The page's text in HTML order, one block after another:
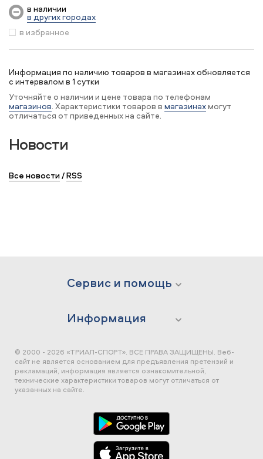
в наличии
в других городах
в избранное
Информация по наличию товаров в магазинах обновляется
с интервалом в 1 сутки
Уточняйте о наличии и цене товара по телефонам
магазинов. Характеристики товаров в магазинахмогут
отличаться от приведенных на сайте.
Новости
Все новости/RSS
Сервис и помощь
Информация
© 2000 - 2026 «ТРИАЛ-СПОРТ». ВСЕ ПРАВА ЗАЩИЩЕНЫ. Веб-
сайт не является основанием для предъявления претензий и
рекламаций, информация является ознакомительной,
технические характеристики товаров могут отличаться от
указанных на сайте.